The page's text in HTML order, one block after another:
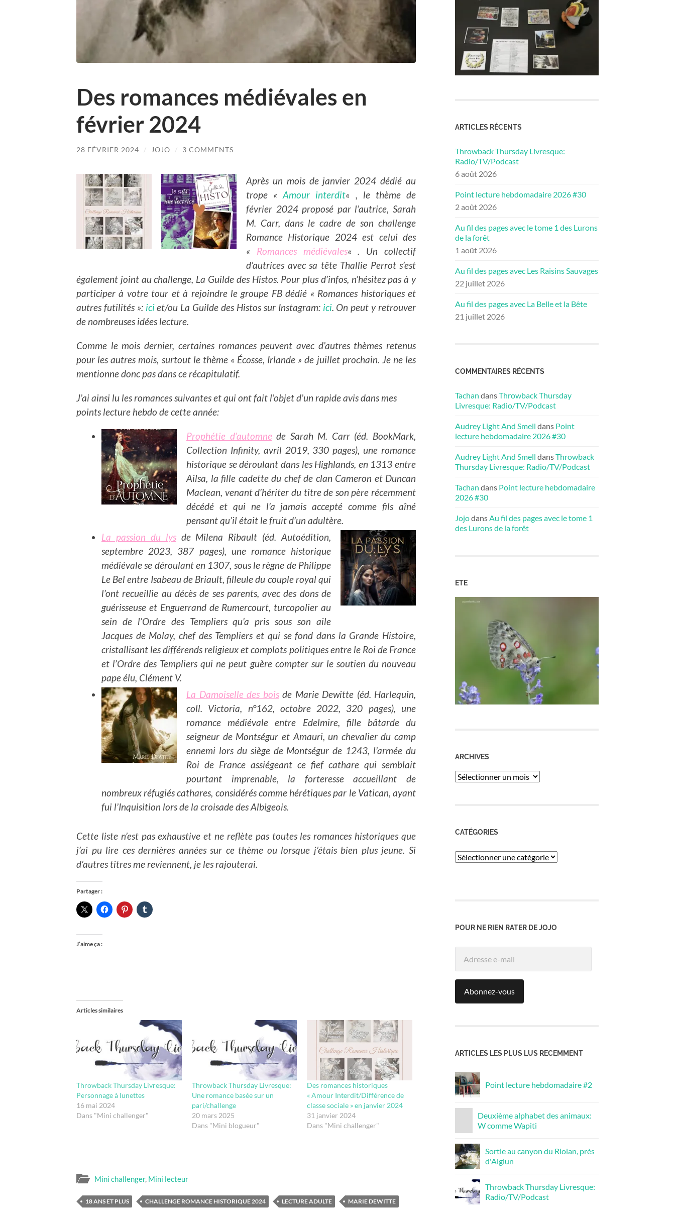
Des romances médiévales en
février 2024
28 FÉVRIER 2024 / JOJO / 3 COMMENTS
Après un mois de janvier 2024 dédié au
trope «Amour interdit« , le thème de
février 2024 proposé par l’autrice, Sarah
M. Carr, dans le cadre de son challenge
Romance Historique 2024 est celui des
« Romances médiévales« . Un collectif
d’autrices avec sa tête Thallie Perrot s’est
également joint au challenge, La Guilde des Histos. Pour plus d’infos, n’hésitez pas à y
participer à votre tour et à rejoindre le groupe FB dédié « Romances historiques et
autres futilités »: iciet/ou La Guilde des Histos sur Instagram: ici. On peut y retrouver
de nombreuses idées lecture.
Comme le mois dernier, certaines romances peuvent avec d’autres thèmes retenus
pour les autres mois, surtout le thème « Écosse, Irlande » de juillet prochain. Je ne les
mentionne donc pas dans ce récapitulatif.
J’ai ainsi lu les romances suivantes et qui ont fait l’objet d’un rapide avis dans mes
points lecture hebdo de cette année:
Prophétie d’automnede Sarah M. Carr (éd. BookMark,
Collection Infinity, avril 2019, 330 pages), une romance
historique se déroulant dans les Highlands, en 1313 entre
Ailsa, la fille cadette du chef de clan Cameron et Duncan
Maclean, venant d’hériter du titre de son père récemment
décédé et qui ne l’a jamais accepté comme fils aîné
pensant qu’il était le fruit d’un adultère.
La passion du lysde Milena Ribault (éd. Autoédition,
septembre 2023, 387 pages), une romance historique
médiévale se déroulant en 1307, sous le règne de Philippe
Le Bel entre Isabeau de Briault, filleule du couple royal qui
l’ont recueillie au décès de ses parents, avec des dons de
guérisseuse et Enguerrand de Rumercourt, turcopolier au
sein de l’Ordre des Templiers qu’a pris sous son aile
Jacques de Molay, chef des Templiers et qui se fond dans la Grande Histoire,
cristallisant les différends religieux et complots politiques entre le Roi de France
et l’Ordre des Templiers qui ne peut guère compter sur le soutien du nouveau
pape élu, Clément V.
La Damoiselle des boisde Marie Dewitte (éd. Harlequin,
coll. Victoria, n°162, octobre 2022, 320 pages), une
romance médiévale entre Edelmire, fille bâtarde du
seigneur de Montségur et Amauri, un chevalier du camp
ennemi lors du siège de Montségur de 1243, l’armée du
Roi de France assiégeant ce fief cathare qui semblait
pourtant imprenable, la forteresse accueillant de
nombreux réfugiés cathares, considérés comme hérétiques par le Vatican, ayant
fui l’Inquisition lors de la croisade des Albigeois.
Cette liste n’est pas exhaustive et ne reflète pas toutes les romances historiques que
j’ai pu lire ces dernières années sur ce thème ou lorsque j’étais bien plus jeune. Si
d’autres titres me reviennent, je les rajouterai.
Partager :
J’aime ça :
Articles similaires
Throwback Thursday Livresque:
Personnage à lunettes
16 mai 2024
Dans "Mini challenger"
Throwback Thursday Livresque:
Une romance basée sur un
pari/challenge
20 mars 2025
Dans "Mini blogueur"
Des romances historiques
« Amour Interdit/Différence de
classe sociale » en janvier 2024
31 janvier 2024
Dans "Mini challenger"
Mini challenger, Mini lecteur
18 ANS ET PLUS CHALLENGE ROMANCE HISTORIQUE 2024 LECTURE ADULTE MARIE DEWITTE
ARTICLES RÉCENTS
Throwback Thursday Livresque:
Radio/TV/Podcast
6 août 2026
Point lecture hebdomadaire 2026 #30
2 août 2026
Au fil des pages avec le tome 1 des Lurons
de la forêt
1 août 2026
Au fil des pages avec Les Raisins Sauvages
22 juillet 2026
Au fil des pages avec La Belle et la Bête
21 juillet 2026
COMMENTAIRES RÉCENTS
Tachan dansThrowback Thursday
Livresque: Radio/TV/Podcast
Audrey Light And Smell dans Point
lecture hebdomadaire 2026 #30
Audrey Light And Smell dansThrowback
Thursday Livresque: Radio/TV/Podcast
Tachan dans Point lecture hebdomadaire
2026 #30
JojodansAu fil des pages avec le tome 1
des Lurons de la forêt
ETE
ARCHIVES
ARCHIVES
CATÉGORIES
Catégories
POUR NE RIEN RATER DE JOJO
Abonnez-vous
ARTICLES LES PLUS LUS RECEMMENT
Point lecture hebdomadaire #2
Deuxième alphabet des animaux:
W comme Wapiti
Sortie au canyon du Riolan, près
d'Aiglun
Throwback Thursday Livresque:
Radio/TV/Podcast